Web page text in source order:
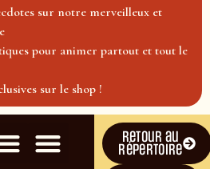
sur notre merveilleux et
pour animer partout et tout le
sur le shop !
Retour au
répertoire